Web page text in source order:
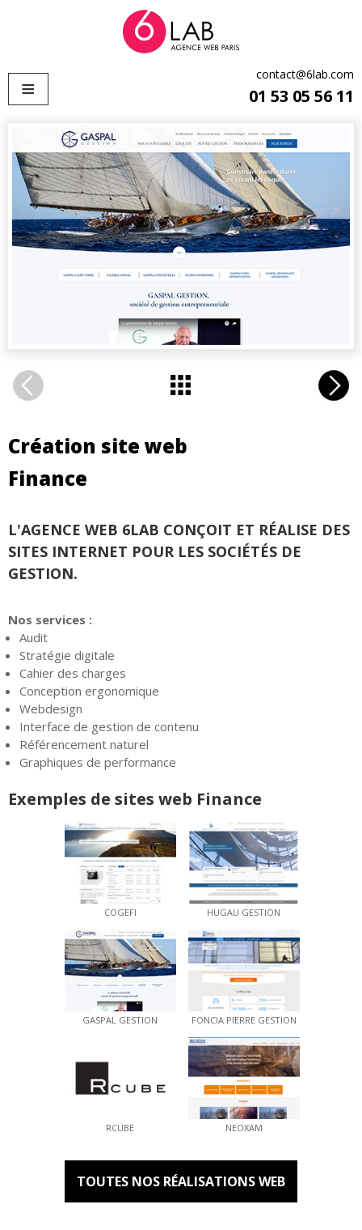
contact@6lab.com
01 53 05 56 11
≡
Création site web
Finance
L'AGENCE WEB 6LAB CONÇOIT ET RÉALISE DES
SITES INTERNET POUR LES SOCIÉTÉS DE
GESTION.
Nos services :
Audit
Stratégie digitale
Cahier des charges
Conception ergonomique
Webdesign
Interface de gestion de contenu
Référencement naturel
Graphiques de performance
Exemples de sites web Finance
COGEFI HUGAU GESTION
GASPAL GESTION FONCIA PIERRE GESTION
RCUBE NEOXAM
TOUTES NOS RÉALISATIONS WEB